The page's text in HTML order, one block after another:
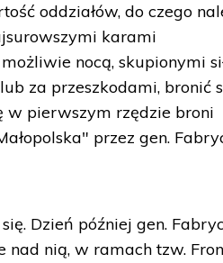
oddziałów, do czego
karami
nocą, skupionymi
za przeszkodami, bronić
w pierwszym rzędzie broni
przez gen.
Dzień później gen.
nad nią, w ramach tzw.